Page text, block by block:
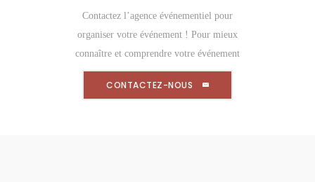
Contactez l’agence événementiel pour
organiser votre événement ! Pour mieux
connaître et comprendre votre événement
CONTACTEZ-NOUS